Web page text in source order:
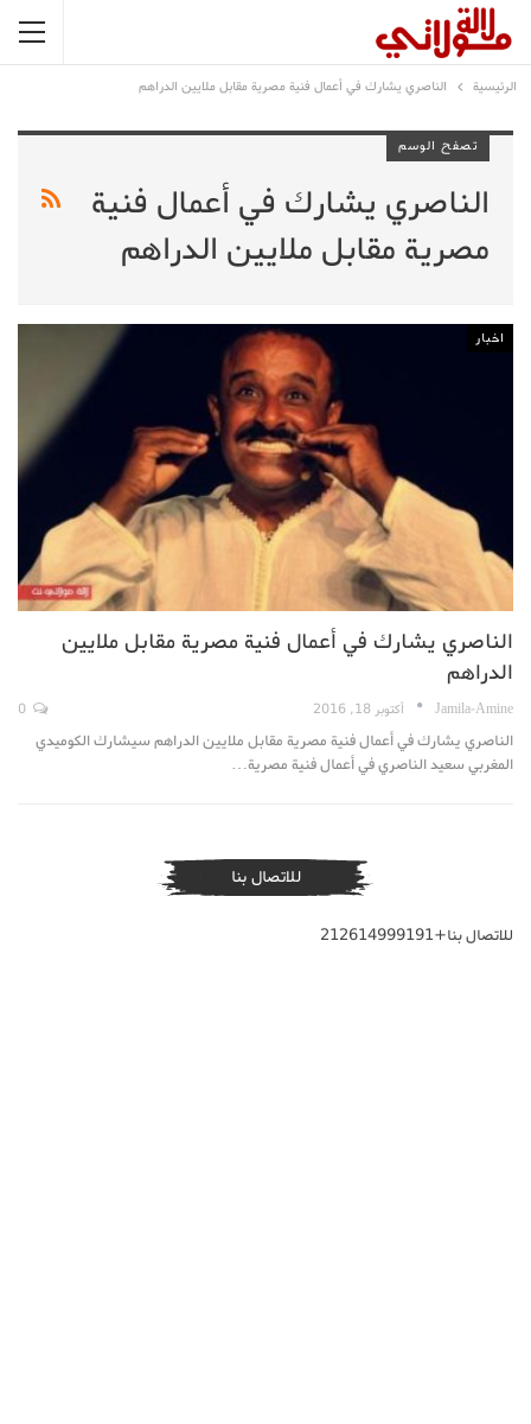
الرئيسية الناصري يشارك في أعمال فنية مصرية مقابل ملايين الدراهم
تصفح الوسم
الناصري يشارك في أعمال فنية
مصرية مقابل ملايين الدراهم
اخبار
الناصري يشارك في أعمال فنية مصرية مقابل ملايين
الدراهم
Jamila-Amine أكتوبر 18, 2016
الناصري يشارك في أعمال فنية مصرية مقابل ملايين الدراهم سيشارك الكوميدي
المغربي سعيد الناصري في أعمال فنية مصرية…
للاتصال بنا
للاتصال بنا+212614999191